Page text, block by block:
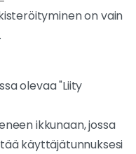
on vain
olevaa "Liity
ikkunaan, jossa
käyttäjätunnuksesi